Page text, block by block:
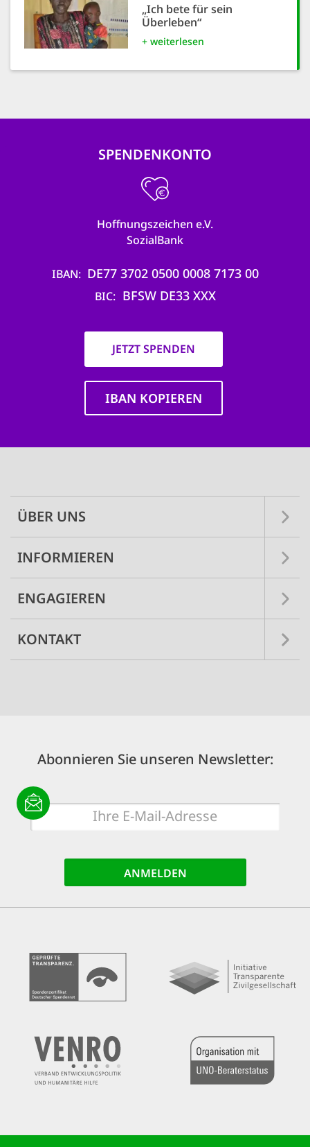
„Ich bete für sein
Überleben“
+ weiterlesen
SPENDENKONTO
Hoffnungszeichen e.V.
SozialBank
IBAN DE77 3702 0500 0008 7173 00
BIC BFSW DE33 XXX
JETZT SPENDEN
IBAN KOPIEREN
ÜBER UNS
INFORMIEREN
ENGAGIEREN
KONTAKT
Abonnieren Sie unseren Newsletter:
E-
Mail